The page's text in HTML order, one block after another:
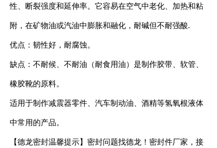
性、断裂强度和延伸率。它容易在空气中老化、加热和粘
附，在矿物油或汽油中膨胀和融化，耐碱但不耐强酸.
优点：韧性好，耐腐蚀。
缺点：不耐候、不耐油（耐食用油）是制作胶带、软管、
橡胶靴的原料。
适用于制作减震器零件、汽车制动油、酒精等氢氧根液体
中常用的产品。
【德龙密封温馨提示】密封问题找德龙！密封件厂家，接